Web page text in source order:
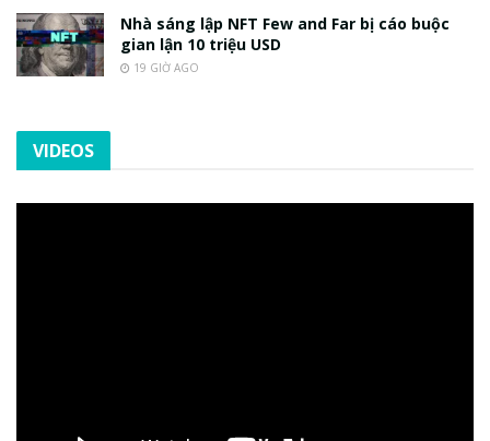
Nhà sáng lập NFT Few and Far bị cáo buộc
gian lận 10 triệu USD
19 GIỜ AGO
VIDEOS